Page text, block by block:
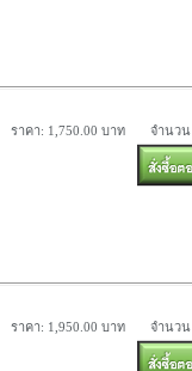
ราคา: 1,750.00 บาท จำนวน
ราคา: 1,950.00 บาท จำนวน